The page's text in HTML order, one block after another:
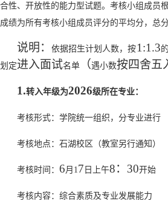
合性、开放性的能力型试题。考核小组成员
成绩为所有考核小组成员评分的平均分，总
说明：依据招生计划人数，按1:1.3
划定进入面试名单 （遇小数按四舍五
1.转入年级为2026级所在专业：
考核形式：学院统一组织，分专业进行
考核地点：石湖校区（教室另行通知）
考核时间： 6 月 1 7 日 上午8： 30开始
考核内容：综合素质及专业发展能力